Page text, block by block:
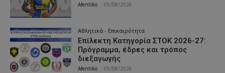
Afentiko 05/08/2026
Αθλητικά - Επικαιρότητα
Επίλεκτη Κατηγορία ΣΤΟΚ 2026-27:
Πρόγραμμα, έδρες και τρόπος
διεξαγωγής
Afentiko 05/08/2026